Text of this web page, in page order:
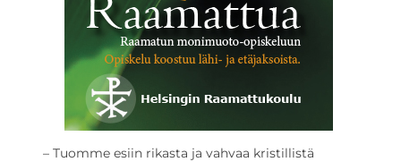
– Tuomme esiin rikasta ja vahvaa kristillistä